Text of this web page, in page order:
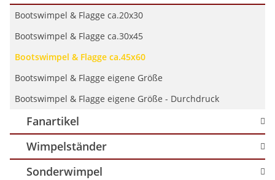
Bootswimpel & Flagge ca.20x30
Bootswimpel & Flagge ca.30x45
Bootswimpel & Flagge ca.45x60
Bootswimpel & Flagge eigene Größe
Bootswimpel & Flagge eigene Größe - Durchdruck
Fanartikel
Wimpelständer
Sonderwimpel